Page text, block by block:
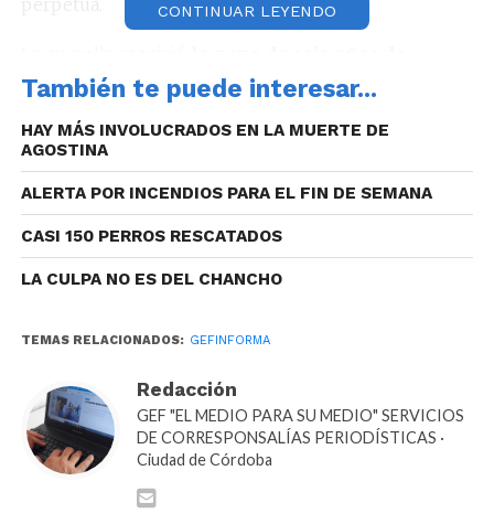
prisión efectiva para el ministro de Salud Diego
Cardozo y la directora del Neonatal
Liliana Asís.ParaClaudio Miguel Carvajal
Nayi solicitó la misma pena.
En tanto, paraAlejandro Tomas Escudero
Salama,el ex subdirector de Gestión
de Salud Alejandro Gabriel Gauto,
de la pena concreta de 4 años de prisión.
El abogado querellante, junto a la defensora Ana
CONTINUAR LEYENDO
También te puede interesar...
HAY MÁS INVOLUCRADOS EN LA MUERTE DE
AGOSTINA
ALERTA POR INCENDIOS PARA EL FIN DE SEMANA
CASI 150 PERROS RESCATADOS
LA CULPA NO ES DEL CHANCHO
TEMAS RELACIONADOS: GEFINFORMA
Redacción
GEF "EL MEDIO PARA SU MEDIO" SERVICIOS
DE CORRESPONSALÍAS PERIODÍSTICAS ·
Ciudad de Córdoba